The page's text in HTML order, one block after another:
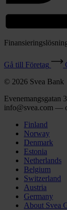
Gå till Företag
© 2026 Svea Bank
info@svea.com —
Finland
Norway
Denmark
Estonia
Netherlands
Belgium
Switzerland
Austria
Germany
About Svea